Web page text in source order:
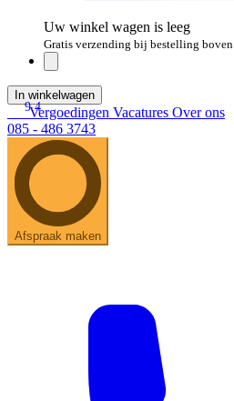
Uw winkel wagen is leeg
Gratis verzending bij bestelling boven
In winkelwagen
9.4
Vergoedingen Vacatures Over ons
085 - 486 3743
Afspraak maken